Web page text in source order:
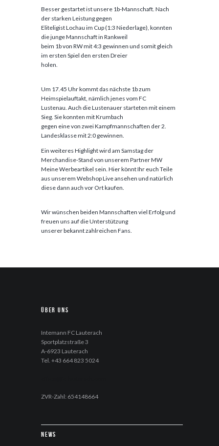
Besser gestartet ist unsere 1b-Mannschaft. Nach
der starken Leistung gegen
Eliteligist Lochau im Cup (1:3 Niederlage), konnten
die junge Mannschaft in Rankweil
beim 1b von RW mit 4:3 gewinnen und somit gleich
im ersten Spiel den ersten Dreier
holen.
Um 17.45 Uhr kommt das nächste 1b zum
Heimspielauftakt, nämlich jenes vom FC
Lustenau. Auch die Lustenauer starteten mit einem
Sieg. Sie konnten mit Krumbach
gegen eine von zwei Kampfmannschaften der 2.
Landesklasse mit 2:0 gewinnen.
Ein weiteres Highlight wird am Samstag der
Merchandise-Stand von unserem Partner MW
Meine Werbeartikel sein. Hier könnt Ihr euch Teile
aus unserem Webshop Live ansehen und natürlich
diese dann auch vor Ort kaufen.
Wir wünschen beiden Mannschaften viel Erfolg und
freuen uns auf die Unterstützung
unserer bekannt zahlreichen Fans.
Über uns
Intemann FC Lauterach
Sportplatzstraße 3
A-6923 Lauterach
Tel. +43 664 823 5024
ZVR-Zahl: 654148664
News